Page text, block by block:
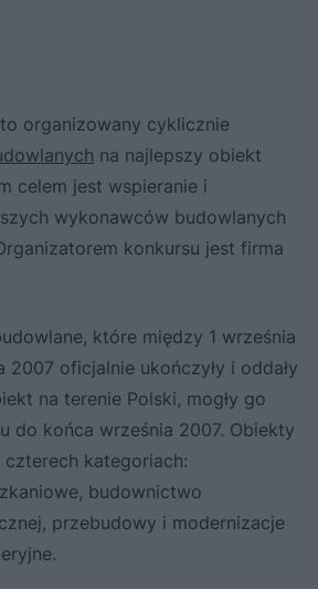
organizowany cyklicznie
na najlepszy obiekt
celem jest wspieranie i
wykonawców budowlanych
konkursu jest firma
które między 1 września
oficjalnie ukończyły i oddały
na terenie Polski, mogły go
do końca września 2007. Obiekty
czterech kategoriach:
budownictwo
przebudowy i modernizacje